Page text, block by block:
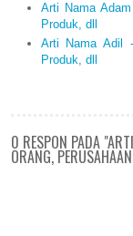
Arti Nama
Produk, dll
Arti Nama Adil
Produk, dll
0 RESPON PADA
ORANG,